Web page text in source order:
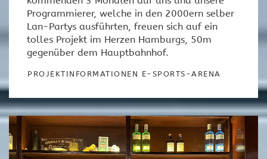
Programmierer, welche in den 2000ern selber
Lan-Partys ausführten, freuen sich auf ein
tolles Projekt im Herzen Hamburgs, 50m
gegenüber dem Hauptbahnhof.
PROJEKTINFORMATIONEN E-SPORTS-ARENA